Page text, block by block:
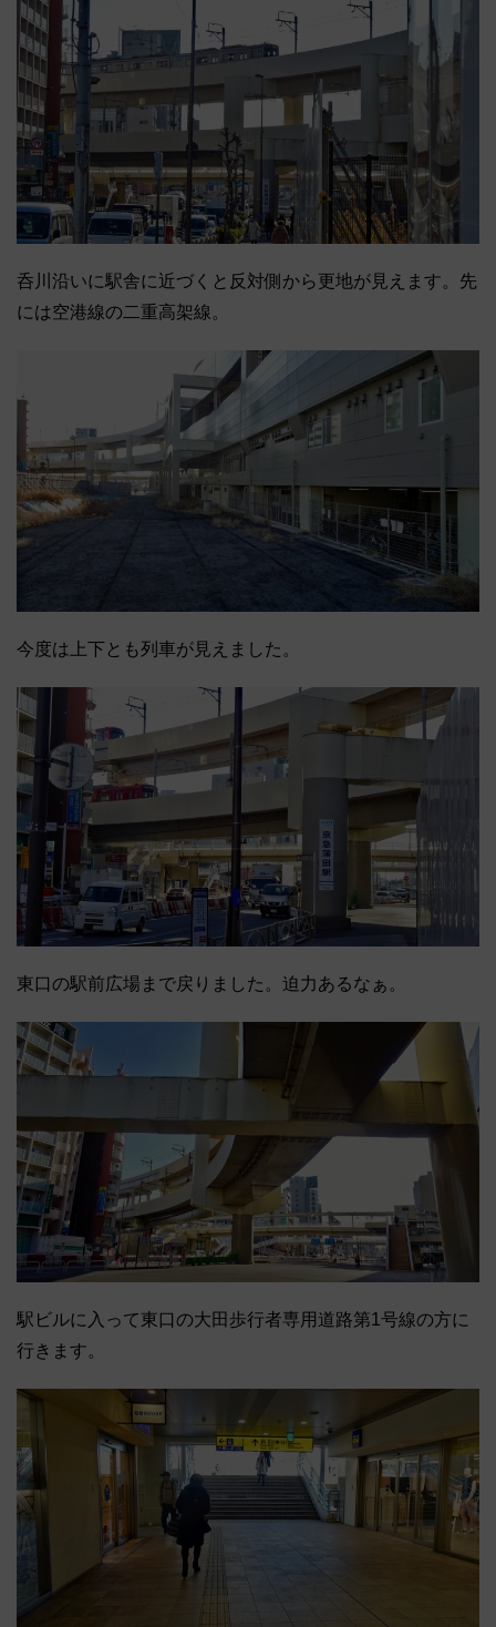
呑川沿いに駅舎に近づくと反対側から更地が見えます。先
には空港線の二重高架線。
今度は上下とも列車が見えました。
東口の駅前広場まで戻りました。迫力あるなぁ。
駅ビルに入って東口の大田歩行者専用道路第1号線の方に
行きます。